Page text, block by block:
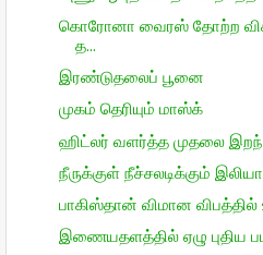
கொரோனா வைரஸ் தோற்ற
த...
இரண்டுதலைப் பூனை
முகம் தெரியும் மாஸ்க்
ஹிட்லர் வளர்த்த முதலை
நீருக்குள் நீச்சலடிக்கும்
பாகிஸ்தான் விமான விபத்தில்
இணையதளத்தில் ஏழு புதிய